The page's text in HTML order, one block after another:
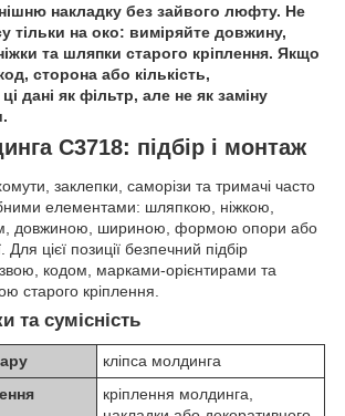
накладку без зайвого люфту. Не
тільки на око: виміряйте довжину,
та шляпки старого кріплення. Якщо
сторона або кількість,
дані як фільтр, але не як заміну
C3718: підбір і монтаж
заклепки, саморізи та тримачі часто
елементами: шляпкою, ніжкою,
довжиною, шириною, формою опори або
Для цієї позиції безпечний підбір
кодом, марками-орієнтирами та
старого кріплення.
та сумісність
кліпса молдинга
кріплення молдинга,